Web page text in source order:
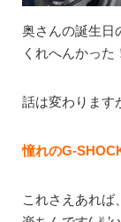
奥さんの誕生日
くれへんかった
話は変わります
憧れのG-
これさえあれば